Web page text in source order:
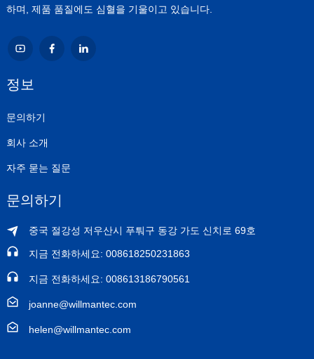
하며, 제품 품질에도 심혈을 기울이고 있습니다.
정보
문의하기
회사 소개
자주 묻는 질문
문의하기
중국 절강성 저우산시 푸퉈구 동강 가도 신치로 69호
지금 전화하세요: 008618250231863
지금 전화하세요: 008613186790561
joanne@willmantec.com
helen@willmantec.com